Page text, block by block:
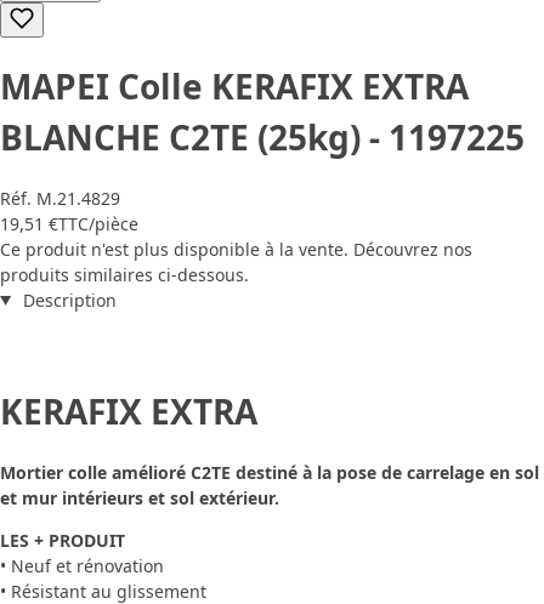
MAPEI Colle KERAFIX EXTRA
BLANCHE C2TE (25kg) - 1197225
Réf. M.21.4829
19,51 €TTC/pièce
Ce produit n'est plus disponible à la vente. Découvrez nos
produits similaires ci-dessous.
Description
KERAFIX EXTRA
Mortier colle amélioré C2TE destiné à la pose de carrelage en sol
et mur intérieurs et sol extérieur.
LES + PRODUIT
• Neuf et rénovation
• Résistant au glissement